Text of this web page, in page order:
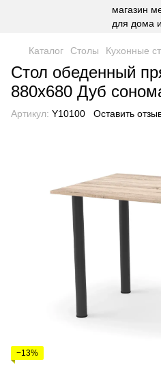
Каталог Столы Кухонные
Стол обеденный
880х680 Дуб
Артикул: Y10100 Оставить
−13%